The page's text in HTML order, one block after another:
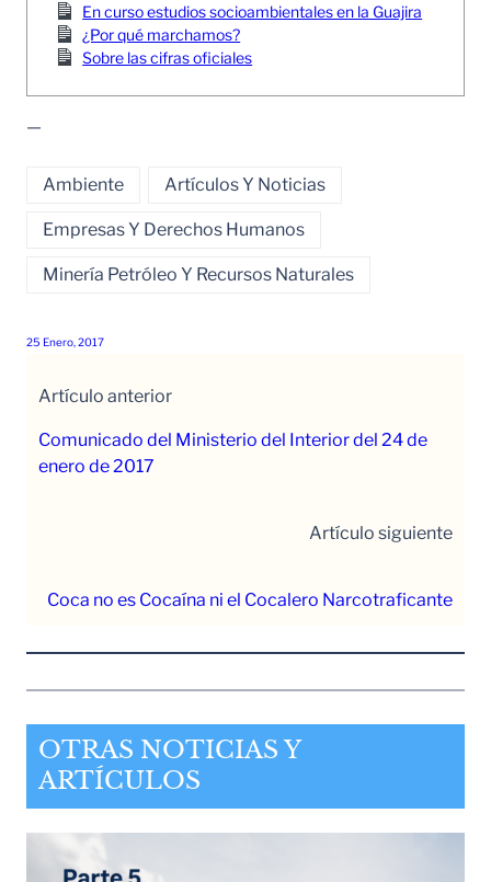
En curso estudios socioambientales en la Guajira
¿Por qué marchamos?
Sobre las cifras oficiales
—
Ambiente Artículos Y Noticias
Empresas Y Derechos Humanos
Minería Petróleo Y Recursos Naturales
25 Enero, 2017
Artículo anterior
Comunicado del Ministerio del Interior del 24 de
enero de 2017
Artículo siguiente
Coca no es Cocaína ni el Cocalero Narcotraficante
OTRAS NOTICIAS Y
ARTÍCULOS